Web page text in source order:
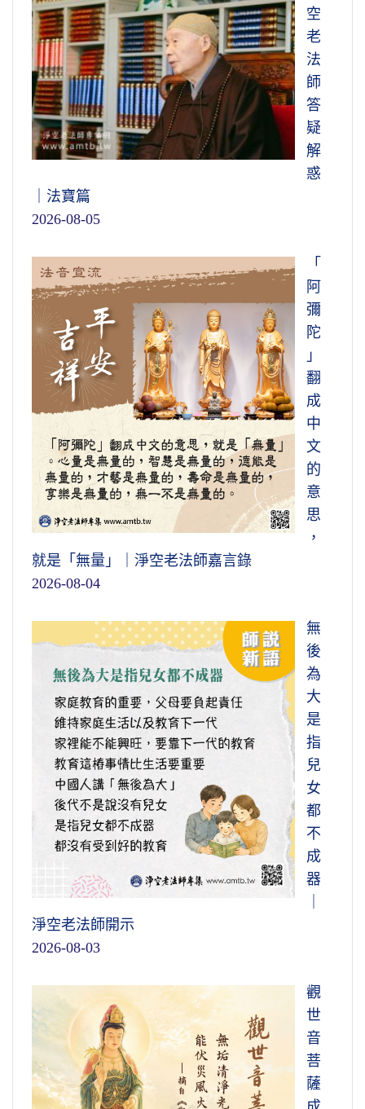
空
老
法
師
答
疑
解
惑
｜法寶篇
2026-08-05
「
阿
彌
陀
」
翻
成
中
文
的
意
思
，
就是「無量」｜淨空老法師嘉言錄
2026-08-04
無
後
為
大
是
指
兒
女
都
不
成
器
淨空老法師開示
2026-08-03
觀
世
音
菩
薩